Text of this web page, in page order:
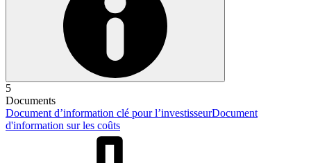
5
Documents
Document d’information clé pour l’investisseurDocument
d'information sur les coûts